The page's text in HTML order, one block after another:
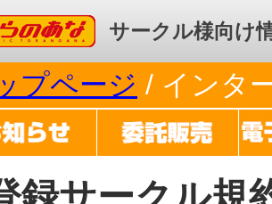
クとらのあな サークル様向け
プページ / インタ